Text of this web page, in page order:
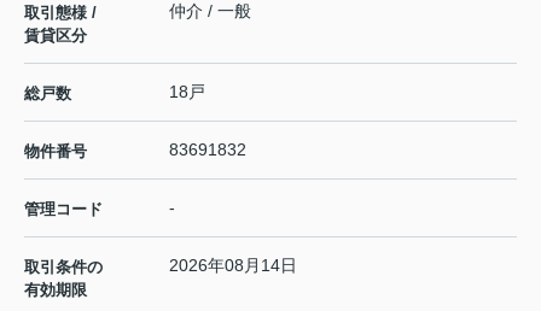
取引態様 /
賃貸区分
仲介 / 一般
総戸数 18戸
物件番号 83691832
管理コード -
取引条件の
有効期限
2026年08月14日